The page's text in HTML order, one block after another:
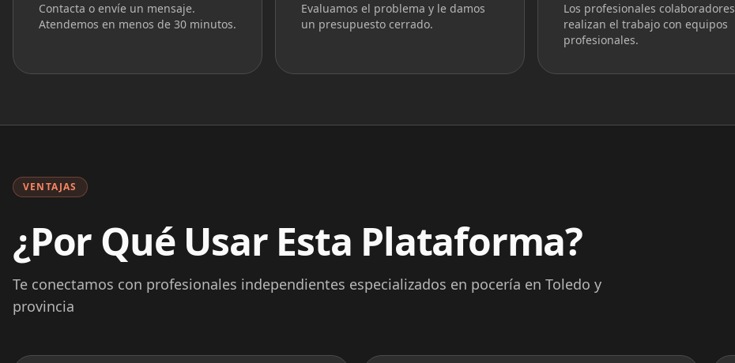
Contacta o envíe un mensaje.
Atendemos en menos de 30 minutos.
Evaluamos el problema y le damos
un presupuesto cerrado.
Los profesionales colaboradores
realizan el trabajo con equipos
profesionales.
VENTAJAS
¿Por Qué Usar Esta Plataforma?
Te conectamos con profesionales independientes especializados en pocería en Toledo y
provincia